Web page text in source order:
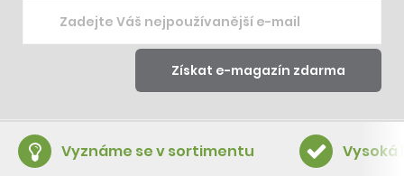
Vyznáme se v sortimentu Vysoká